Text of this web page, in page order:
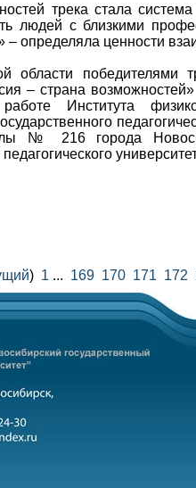
трека стала
людей с близкими
– определяла ценности
области победителями
– страна
работе Института
№ 216 города
педагогического
) 1 ... 169 170 171 172